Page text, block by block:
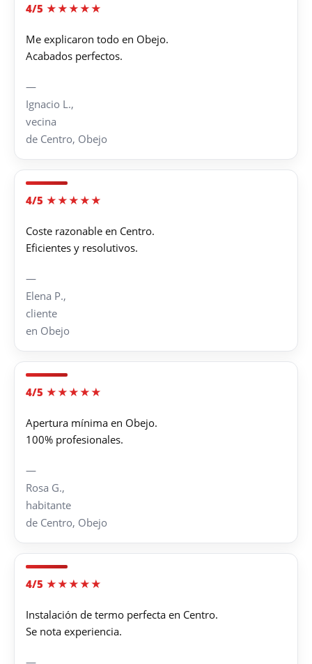
4/5 ★★★★★
Me explicaron todo en Obejo.
Acabados perfectos.
—
Ignacio L.,
vecina
de Centro, Obejo
4/5 ★★★★★
Coste razonable en Centro.
Eficientes y resolutivos.
—
Elena P.,
cliente
en Obejo
4/5 ★★★★★
Apertura mínima en Obejo.
100% profesionales.
—
Rosa G.,
habitante
de Centro, Obejo
4/5 ★★★★★
Instalación de termo perfecta en Centro.
Se nota experiencia.